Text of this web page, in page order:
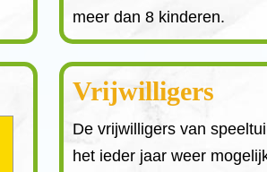
meer dan 8 kinderen.
Vrijwilligers
De vrijwilligers van
het ieder jaar weer